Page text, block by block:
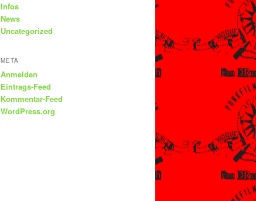
Infos
News
Uncategorized
META
Anmelden
Eintrags-Feed
Kommentar-Feed
WordPress.org